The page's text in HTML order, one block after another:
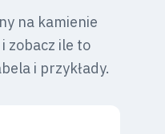
na kamienie
zobacz ile to
i przykłady.